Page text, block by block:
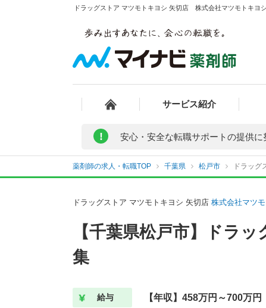
ドラッグストア マツモトキヨシ 矢切店 株式会社マツモトキヨ
サービス紹介
! 安心・安全な転職サポートの提供に
薬剤師の求人・転職TOP 千葉県 松戸市 ドラッ
ドラッグストア マツモトキヨシ 矢切店 株式会社マツ
【千葉県松戸市】ドラ
集
給与 【年収】458万円～700万円